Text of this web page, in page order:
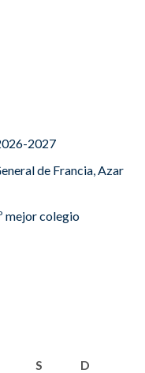
2027
de Francia, Azar
mejor colegio
S
D